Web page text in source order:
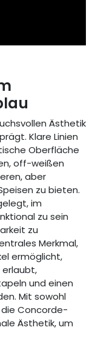
Ästhetik
Klare Linien
Oberfläche
off-weißen
aber
zu bieten.
im
zu sein
zu
Merkmal,
ermöglicht,
und einen
Mit sowohl
Concorde-
Ästhetik, um